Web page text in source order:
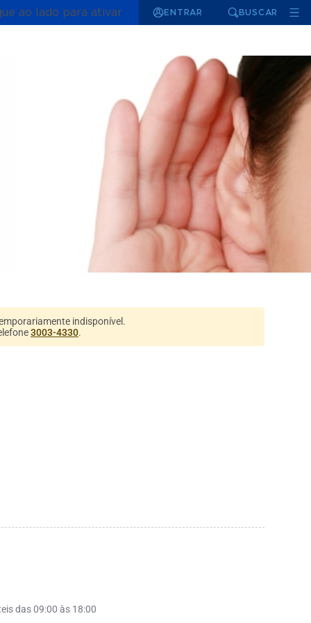
ao lado para ativar ENTRAR BUSCAR
indisponível.
3003-4330.
das 09:00 às 18:00